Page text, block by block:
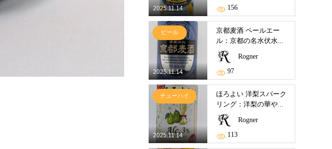
2025.11.14
156
2025.11.14
ビール
京都麦酒 ペールエー
ル：京都の名水伏水...
Rogner
97
2025.11.14
チューハイ
ほろよい 洋梨スパーク
リング：洋梨の華や...
Rogner
113